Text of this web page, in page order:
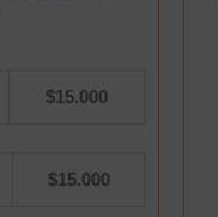
$15.000
$15.000